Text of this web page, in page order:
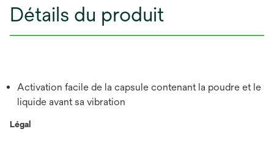
Détails du produit
Activation facile de la capsule contenant la poudre et le
liquide avant sa vibration
Légal